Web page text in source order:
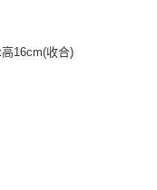
付方式。 讓您購物簡單
轉至「AFTEE先享後付」
16cm(收合)